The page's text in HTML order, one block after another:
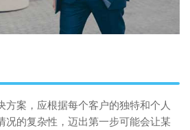
方案，应根据每个客户的独特和个人
况的复杂性，迈出第一步可能会让某